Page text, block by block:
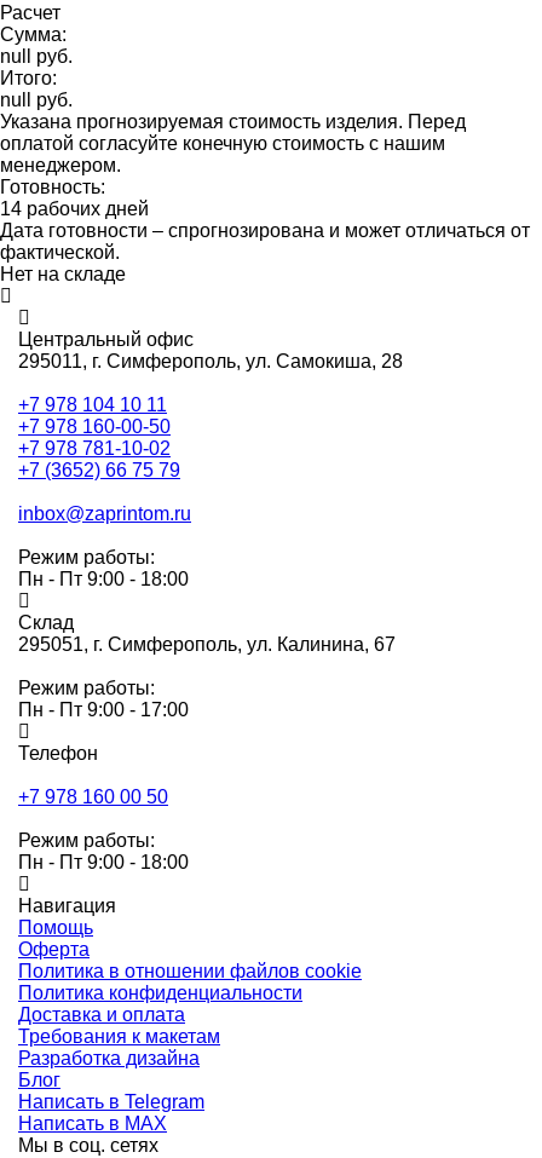
Расчет
Сумма:
null руб.
Итого:
null руб.
Указана прогнозируемая стоимость изделия. Перед
оплатой согласуйте конечную стоимость с нашим
менеджером.
Готовность:
14 рабочих дней
Дата готовности – спрогнозирована и может отличаться от
фактической.
Нет на складе
Центральный офис
295011, г. Симферополь, ул. Самокиша, 28
+7 978 104 10 11
+7 978 160-00-50
+7 978 781-10-02
+7 (3652) 66 75 79
inbox@zaprintom.ru
Режим работы:
Пн - Пт 9:00 - 18:00
Склад
295051, г. Симферополь, ул. Калинина, 67
Режим работы:
Пн - Пт 9:00 - 17:00
Телефон
+7 978 160 00 50
Режим работы:
Пн - Пт 9:00 - 18:00
Навигация
Помощь
Оферта
Политика в отношении файлов cookie
Политика конфиденциальности
Доставка и оплата
Требования к макетам
Разработка дизайна
Блог
Написать в Telegram
Написать в MAX
Мы в соц. сетях